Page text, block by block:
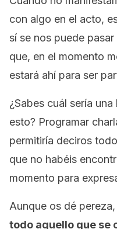
con algo en el acto,
sí se nos puede
que, en el momento
estará ahí para ser
¿Sabes cuál sería
esto? Programar
permitiría deciros
que no habéis
momento para
Aunque os dé pereza,
todo aquello que se